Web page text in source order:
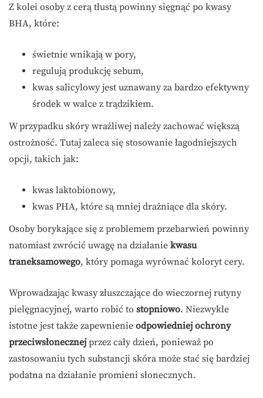
Z kolei osoby z cerą tłustą powinny sięgnąć po kwasy
BHA, które:
świetnie wnikają w pory,
regulują produkcję sebum,
kwas salicylowy jest uznawany za bardzo efektywny
środek w walce z trądzikiem.
W przypadku skóry wrażliwej należy zachować większą
ostrożność. Tutaj zaleca się stosowanie łagodniejszych
opcji, takich jak:
kwas laktobionowy,
kwas PHA, które są mniej drażniące dla skóry.
Osoby borykające się z problemem przebarwień powinny
natomiast zwrócić uwagę na działanie kwasu
traneksamowego, który pomaga wyrównać koloryt cery.
Wprowadzając kwasy złuszczające do wieczornej rutyny
pielęgnacyjnej, warto robić to stopniowo. Niezwykle
istotne jest także zapewnienie odpowiedniej ochrony
przeciwsłonecznej przez cały dzień, ponieważ po
zastosowaniu tych substancji skóra może stać się bardziej
podatna na działanie promieni słonecznych.